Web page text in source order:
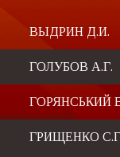
ВЫДРИН Д.И.
ГОЛУБОВ А.Г.
ГОРЯНСЬКИЙ
ГРИЩЕНКО